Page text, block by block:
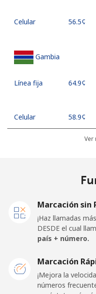
Celular ⁦56.5¢⁩
Gambia
Línea fija ⁦64.9¢⁩
Celular ⁦58.9¢⁩
⁦32.5¢⁩
Celular
Línea fija ⁦1.5¢⁩
Ver
Marcación sin
¡Haz llamadas
DESDE el cual
país + número.
Marcación
¡Mejora la
números